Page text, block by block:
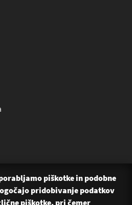
piškotke in podobne
pridobivanje podatkov
piškotke, pri čemer